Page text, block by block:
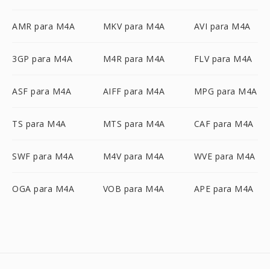
AMR para M4A MKV para M4A AVI para M4A
3GP para M4A M4R para M4A FLV para M4A
ASF para M4A AIFF para M4A MPG para M4A
TS para M4A MTS para M4A CAF para M4A
SWF para M4A M4V para M4A WVE para M4A
OGA para M4A VOB para M4A APE para M4A